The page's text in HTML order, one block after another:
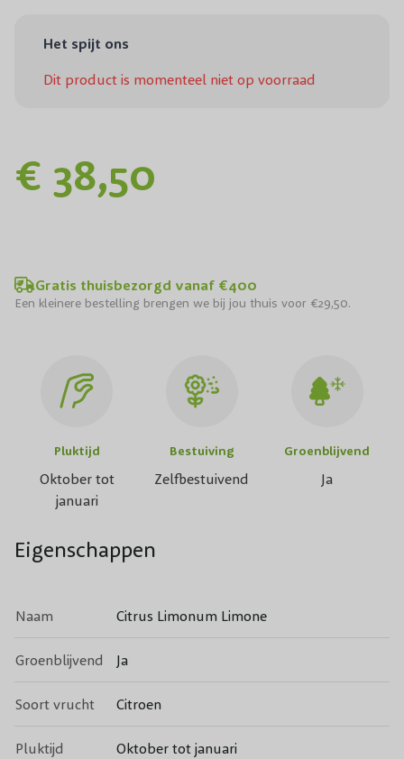
Het spijt ons
Dit product is momenteel niet op voorraad
€ 38,50
Gratis thuisbezorgd vanaf €400
Een kleinere bestelling brengen we bij jou thuis voor €29,50.
Pluktijd
Oktober tot
januari
Bestuiving
Zelfbestuivend
Groenblijvend
Ja
Eigenschappen
Naam Citrus Limonum Limone
Groenblijvend Ja
Soort vrucht Citroen
Pluktijd Oktober tot januari